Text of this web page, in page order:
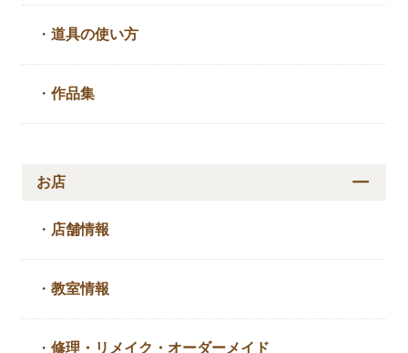
・道具の使い方
・作品集
お店
・ 店舗情報
・教室情報
・修理・リメイク・ オーダーメイド